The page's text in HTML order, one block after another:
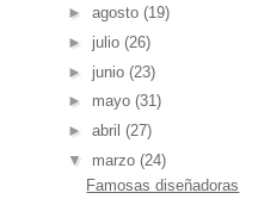
► agosto (19)
► julio (26)
► junio (23)
► mayo (31)
► abril (27)
▼ marzo (24)
Famosas diseñadoras